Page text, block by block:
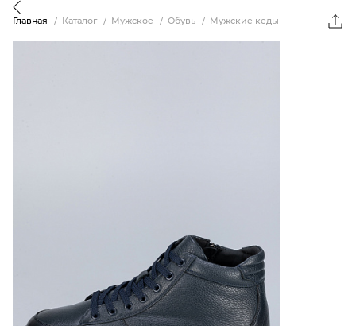
Главная Каталог Мужское Обувь Мужские кеды